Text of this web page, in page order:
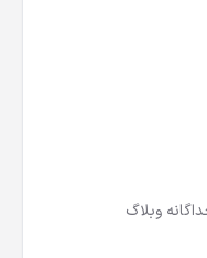
وبلاگ